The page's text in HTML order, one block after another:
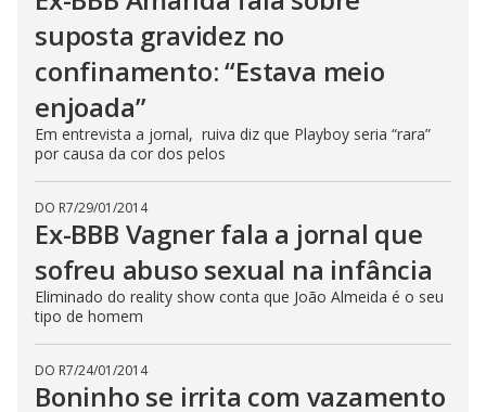
suposta gravidez no
confinamento: “Estava meio
enjoada”
Em entrevista a jornal, ruiva diz que Playboy seria “rara”
por causa da cor dos pelos
DO R7/29/01/2014
Ex-BBB Vagner fala a jornal que
sofreu abuso sexual na infância
Eliminado do reality show conta que João Almeida é o seu
tipo de homem
DO R7/24/01/2014
Boninho se irrita com vazamento